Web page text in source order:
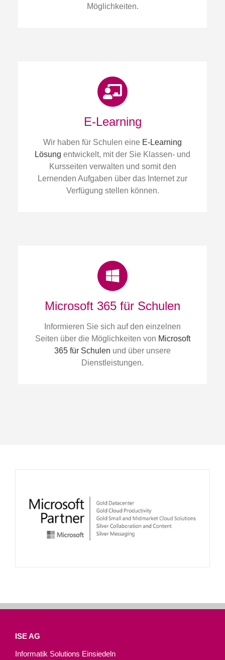
Möglichkeiten.
E-Learning
Wir haben für Schulen eine E-Learning
Lösung entwickelt, mit der Sie Klassen- und
Kursseiten verwalten und somit den
Lernenden Aufgaben über das Internet zur
Verfügung stellen können.
Microsoft 365 für Schulen
Informieren Sie sich auf den einzelnen
Seiten über die Möglichkeiten von Microsoft
365 für Schulen und über unsere
Dienstleistungen.
ISE AG
Informatik Solutions Einsiedeln